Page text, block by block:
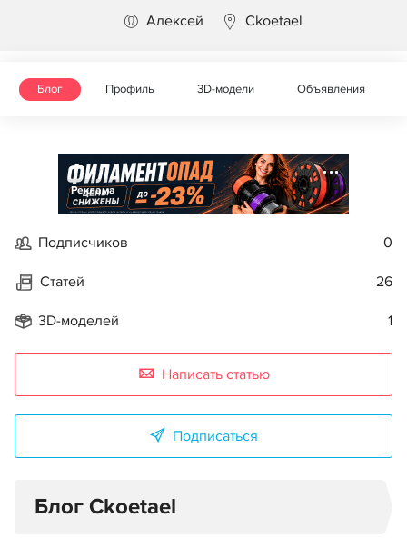
Алексей Ckoetael
Блог Профиль 3D-модели Объявления
Реклама
Подписчиков 0
Статей 26
3D-моделей 1
Написать статью
Подписаться
Блог Ckoetael